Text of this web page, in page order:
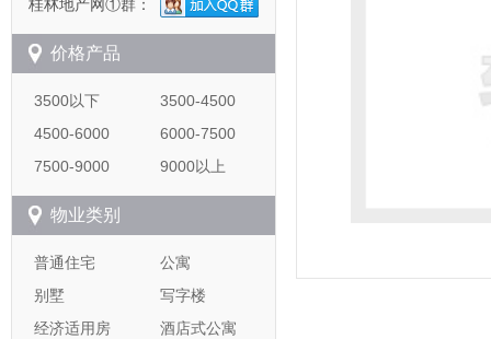
桂林地产网①群：
价格产品
3500以下
3500-4500
4500-6000
6000-7500
7500-9000
9000以上
物业类别
普通住宅
公寓
别墅
写字楼
经济适用房
酒店式公寓